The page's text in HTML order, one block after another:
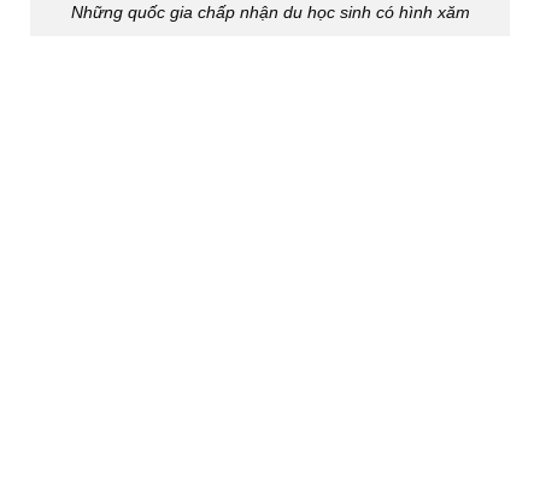
Những quốc gia chấp nhận du học sinh có hình xăm